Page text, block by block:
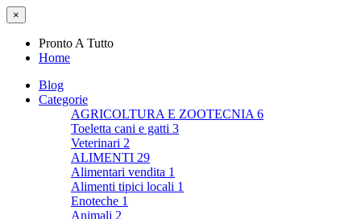
×
Pronto A Tutto
Home
Blog
Categorie
AGRICOLTURA E ZOOTECNIA 6
Toeletta cani e gatti 3
Veterinari 2
ALIMENTI 29
Alimentari vendita 1
Alimenti tipici locali 1
Enoteche 1
Animali 2